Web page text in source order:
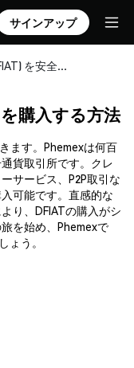
サインアップ
DeFiato (DFIAT) を安全に購入・保管
購入する方法
ます。Phemexは何百
貨取引所です。クレ
サービス、P2P取引な
可能です。直感的な
り、DFIATの購入がシ
を始め、Phemexで
ょう。